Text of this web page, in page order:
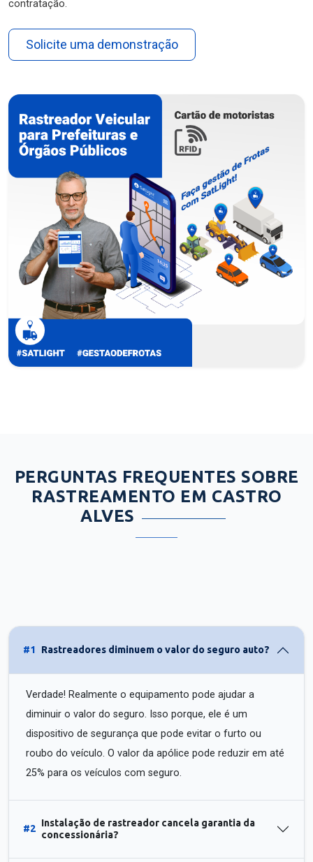
contratação.
Solicite uma demonstração
PERGUNTAS FREQUENTES SOBRE
RASTREAMENTO EM CASTRO
ALVES
#1 Rastreadores diminuem o valor do seguro auto?
Verdade! Realmente o equipamento pode ajudar a
diminuir o valor do seguro. Isso porque, ele é um
dispositivo de segurança que pode evitar o furto ou
roubo do veículo. O valor da apólice pode reduzir em até
25% para os veículos com seguro.
#2
Instalação de rastreador cancela garantia da
concessionária?